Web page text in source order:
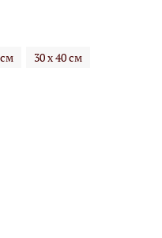
30 х 40 см